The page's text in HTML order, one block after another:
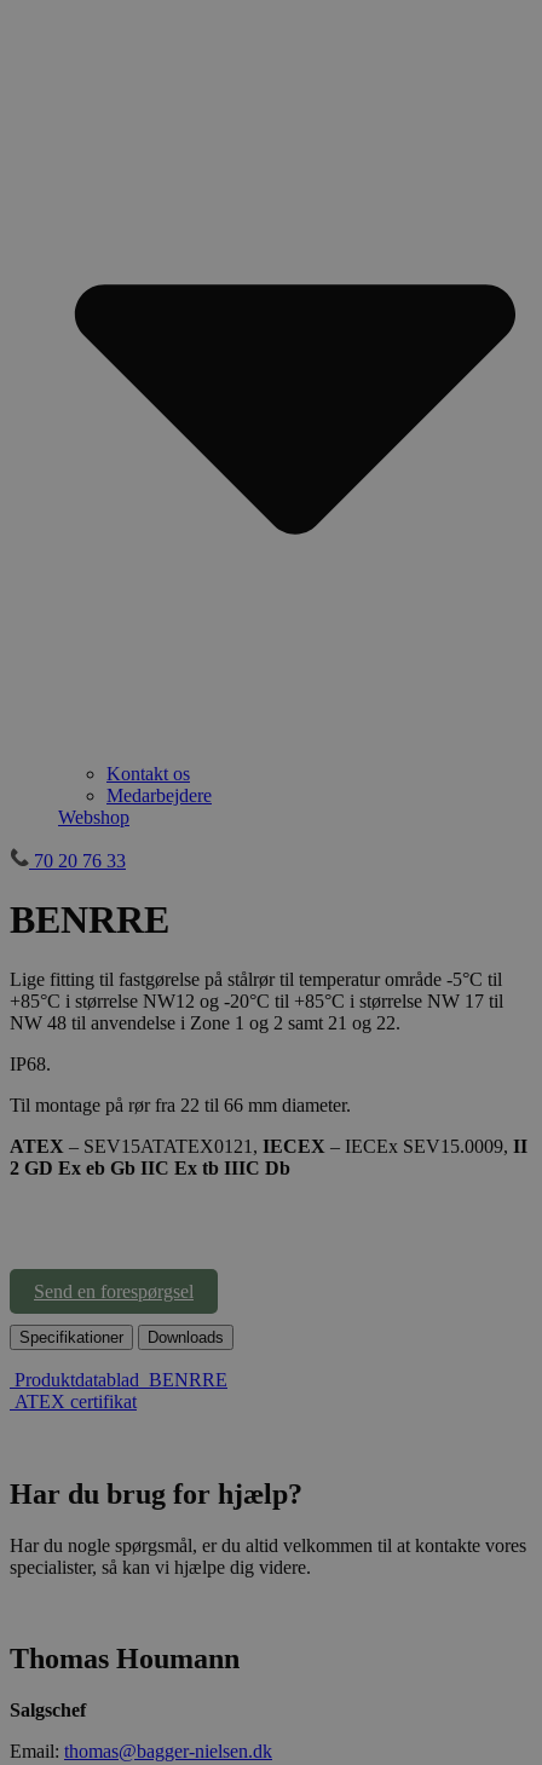
Kontakt os
Medarbejdere
Webshop
70 20 76 33
BENRRE
Lige fitting til fastgørelse på stålrør til temperatur område -5°C til
+85°C i størrelse NW12 og -20°C til +85°C i størrelse NW 17 til
NW 48 til anvendelse i Zone 1 og 2 samt 21 og 22.
IP68.
Til montage på rør fra 22 til 66 mm diameter.
ATEX – SEV15ATATEX0121, IECEX – IECEx SEV15.0009, II
2 GD Ex eb Gb IIC Ex tb IIIC Db
Send en forespørgsel
Specifikationer Downloads
Produktdatablad_BENRRE
ATEX certifikat
Har du brug for hjælp?
Har du nogle spørgsmål, er du altid velkommen til at kontakte vores
specialister, så kan vi hjælpe dig videre.
Thomas Houmann
Salgschef
Email: thomas@bagger-nielsen.dk